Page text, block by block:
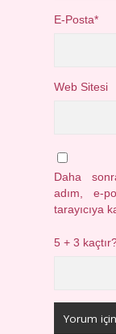
E-Posta*
Web Sitesi
Daha
adım, e-
tarayıcıya
5 + 3